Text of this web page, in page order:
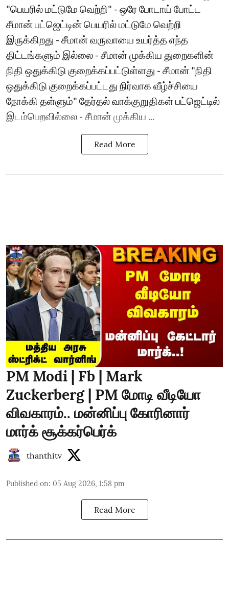
"பெயரில் மட்டுமே வெற்றி" - ஒரே போடாய் போட்ட
சீமான் பட்ஜெட்டின் பெயரில் மட்டுமே வெற்றி
இருக்கிறது - சீமான் வருவாயை உயர்த்த எந்த
திட்டங்களும் இல்லை - சீமான் முக்கிய துறைகளின்
நிதி ஒதுக்கிடு குறைக்கப்பட்டுள்ளது - சீமான் "நிதி
ஒதுக்கிடு குறைக்கப்பட்டது நிர்வாக வீழ்ச்சியை
நோக்கி தள்ளும்" தேர்தல் வாக்குறுதிகள் பட்ஜெட்டில்
இடம்பெறவில்லை - சீமான் முக்கிய ...
Read More
PM Modi | Fb | Mark
Zuckerberg | PM மோடி வீடியோ
விவகாரம்.. மன்னிப்பு கோரினார்
மார்க் சூக்கர்பெர்க்
thanthitv
Published on: 05 Aug 2026, 1:58 pm
Read More